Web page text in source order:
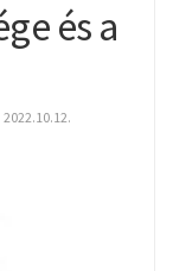
és a
2022.10.12.